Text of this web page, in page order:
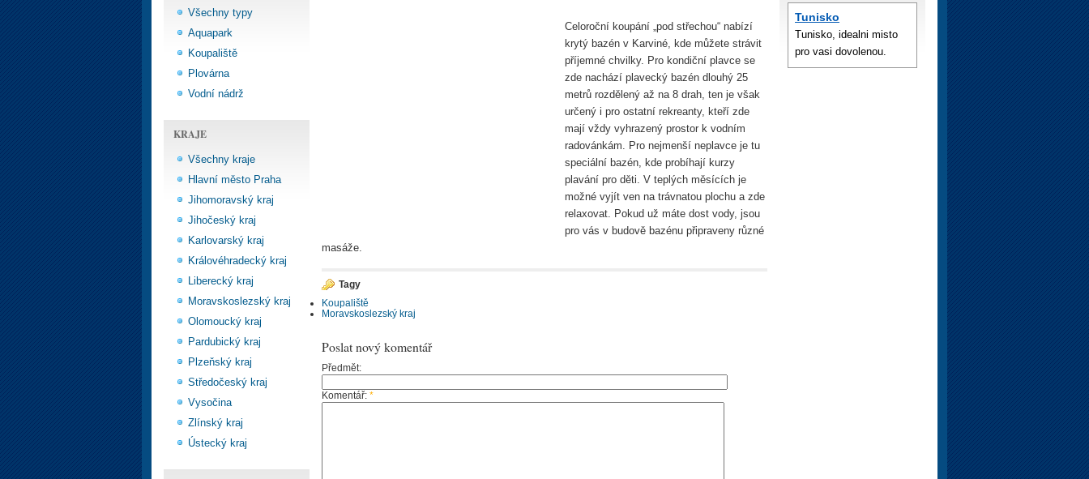
Všechny typy
Aquapark
Koupaliště
Plovárna
Vodní nádrž
KRAJE
Všechny kraje
Hlavní město Praha
Jihomoravský kraj
Jihočeský kraj
Karlovarský kraj
Královéhradecký kraj
Liberecký kraj
Moravskoslezský kraj
Olomoucký kraj
Pardubický kraj
Plzeňský kraj
Středočeský kraj
Vysočina
Zlínský kraj
Ústecký kraj
Celoroční koupání „pod střechou“ nabízí
krytý bazén v Karviné, kde můžete strávit
příjemné chvilky. Pro kondiční plavce se
zde nachází plavecký bazén dlouhý 25
metrů rozdělený až na 8 drah, ten je však
určený i pro ostatní rekreanty, kteří zde
mají vždy vyhrazený prostor k vodním
radovánkám. Pro nejmenší neplavce je tu
speciální bazén, kde probíhají kurzy
plavání pro děti. V teplých měsících je
možné vyjít ven na trávnatou plochu a zde
relaxovat. Pokud už máte dost vody, jsou
pro vás v budově bazénu připraveny různé
masáže.
Tagy
Koupaliště
Moravskoslezský kraj
Poslat nový komentář
Předmět:
Komentář: *
Tunisko
Tunisko, idealni misto
pro vasi dovolenou.